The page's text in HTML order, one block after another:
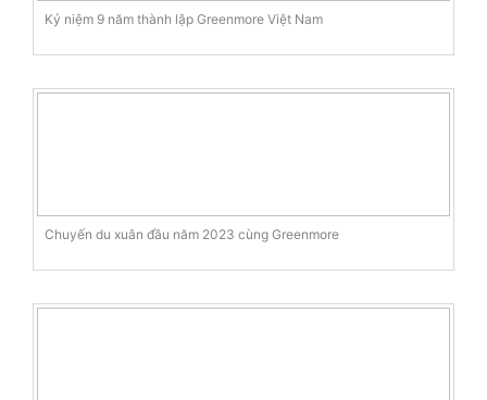
Kỷ niệm 9 năm thành lập Greenmore Việt Nam
Chuyến du xuân đầu năm 2023 cùng Greenmore